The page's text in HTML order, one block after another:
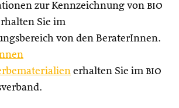
zur Kennzeichnung von bio
Sie im
von den BeraterInnen.
erhalten Sie im bio